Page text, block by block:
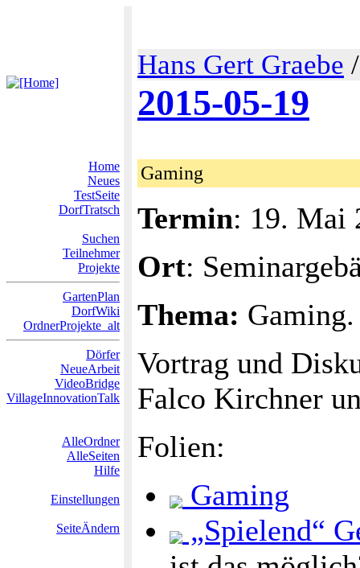
Hans Gert Graebe
2015-05-19
Home
Neues
TestSeite
DorfTratsch
Suchen
Teilnehmer
Projekte
GartenPlan
DorfWiki
OrdnerProjekte_alt
Dörfer
NeueArbeit
VideoBridge
VillageInnovationTalk
AlleOrdner
AlleSeiten
Hilfe
Einstellungen
SeiteÄndern
Gaming
Termin: 19. Mai
Ort:
Thema: Gaming.
Vortrag und
Falco Kirchner
Folien:
Gaming
„Spielend“